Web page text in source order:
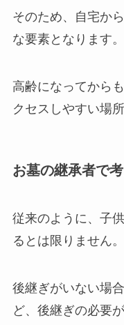
そのため、自宅か
な要素となります。
高齢になってから
クセスしやすい場
お墓の継承者で
従来のように、子
るとは限りません。
後継ぎがいない場
ど、後継ぎの必要